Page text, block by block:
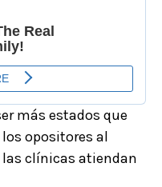
más estados que
opositores al
clínicas atiendan